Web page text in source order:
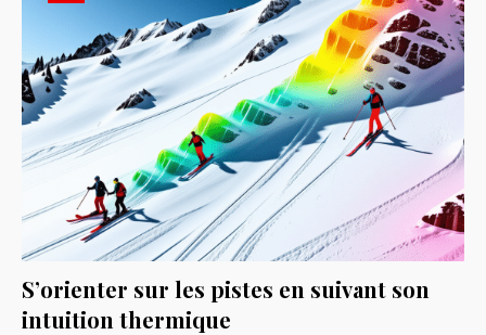
S’orienter sur les pistes en suivant son
intuition thermique